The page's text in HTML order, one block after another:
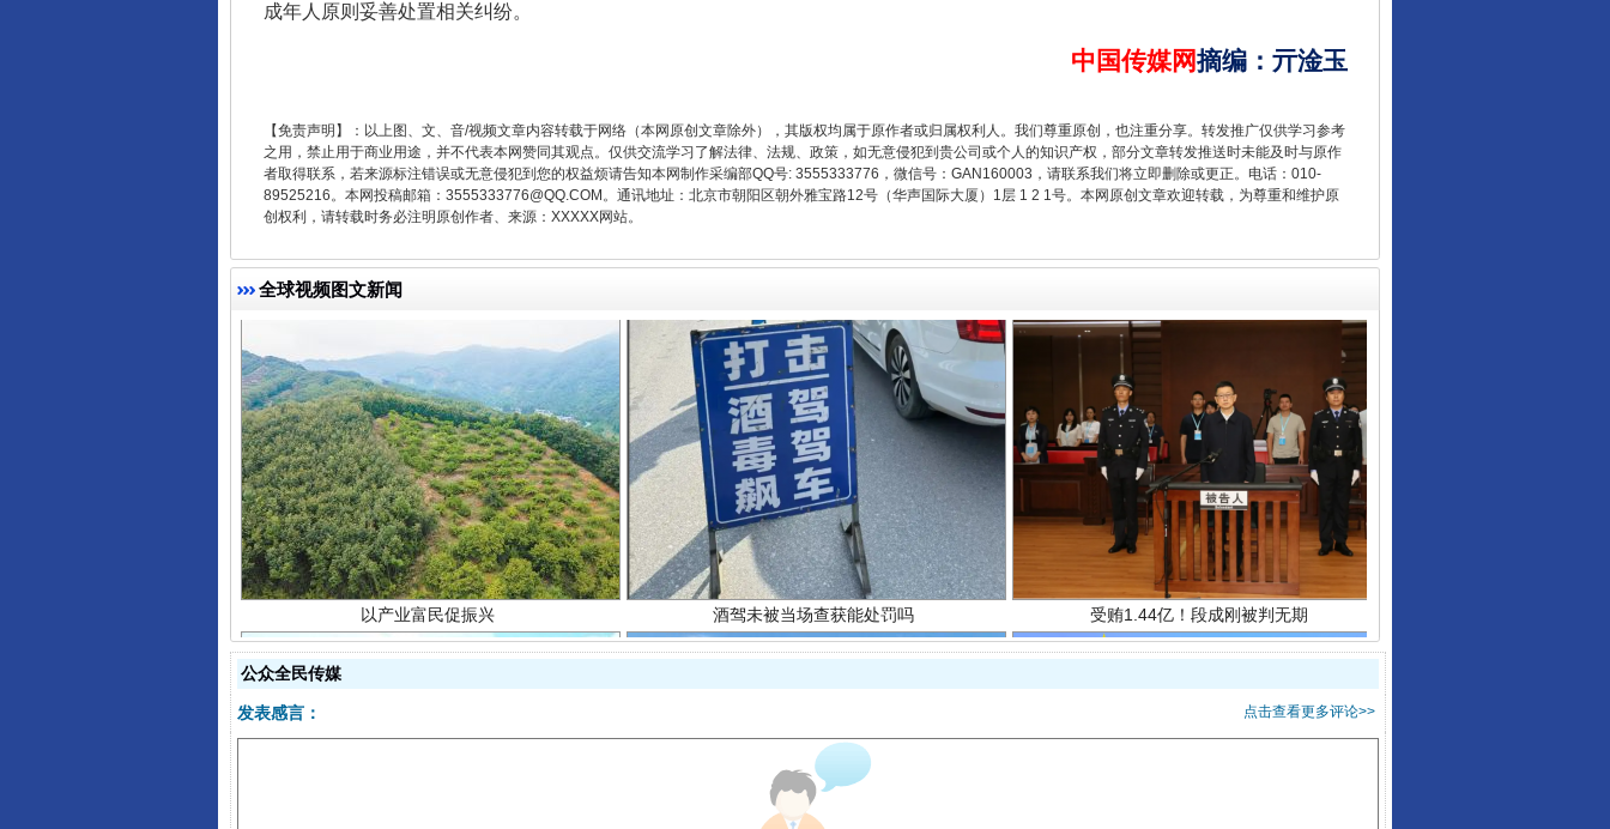
成年人原则妥善处置相关纠纷。
中国传媒网摘编 ： 亓淦玉
【免责声明】：以上图、文、音/视频文章内容转载于网络（本网原创文章除外），其版权均属于原作者或归属权利人。我们尊重原创，也注重分享。转发推广仅供学习参考
之用，禁止用于商业用途，并不代表本网赞同其观点。仅供交流学习了解法律、法规、政策，如无意侵犯到贵公司或个人的知识产权，部分文章转发推送时未能及时与原作
者取得联系，若来源标注错误或无意侵犯到您的权益烦请告知本网制作采编部QQ号: 3555333776，微信号：GAN160003，请联系我们将立即删除或更正。电话：010-
89525216。本网投稿邮箱：3555333776@QQ.COM。通讯地址：北京市朝阳区朝外雅宝路12号（华声国际大厦）1层 1 2 1号。本网原创文章欢迎转载，为尊重和维护原
创权利，请转载时务必注明原创作者、来源：XXXXX网站。
全球视频图文新闻
一批国家标准开始实施 从数据变化看反腐深化 揭开“小金库”的免责幌子
以产业富民促振兴 酒驾未被当场查获能处罚吗 受贿1.44亿！段成刚被判无期
“后车司机肯定在骂我”
公众全民传媒
点击查看更多评论>>
发表感言：